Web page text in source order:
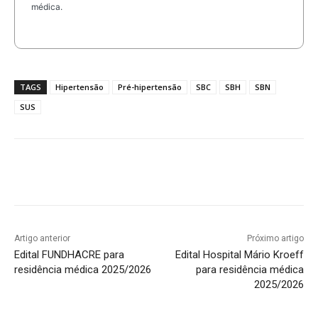
médica.
TAGS Hipertensão Pré-hipertensão SBC SBH
SBN
SUS
Artigo anterior
Edital FUNDHACRE para
residência médica 2025/2026
Próximo artigo
Edital Hospital Mário Kroeff
para residência médica
2025/2026